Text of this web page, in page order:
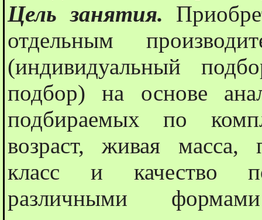
Цель занятия.
отдельным
(индивидуальный
подбор) на основе
подбираемых по
возраст, живая масса,
класс и качество
различными